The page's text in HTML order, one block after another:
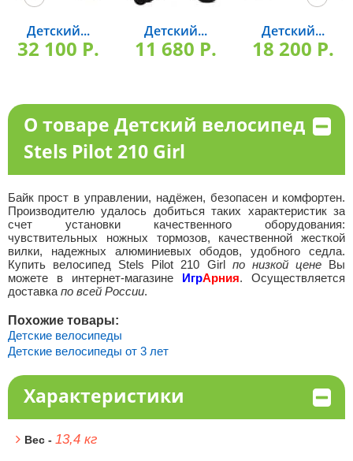
Детский...
32 100 P.
Детский...
11 680 P.
Детский...
18 200 P.
О товаре Детский велосипед
Stels Pilot 210 Girl
Байк прост в управлении, надёжен, безопасен и комфортен.
Производителю удалось добиться таких характеристик за
счет установки качественного оборудования:
чувствительных ножных тормозов, качественной жесткой
вилки, надежных алюминиевых ободов, удобного седла.
Купить велосипед Stels Pilot 210 Girl по низкой цене Вы
можете в интернет-магазине ИгрАрния. Осуществляется
доставка по всей России.
Похожие товары:
Детские велосипеды
Детские велосипеды от 3 лет
Характеристики
Вес - 13,4 кг